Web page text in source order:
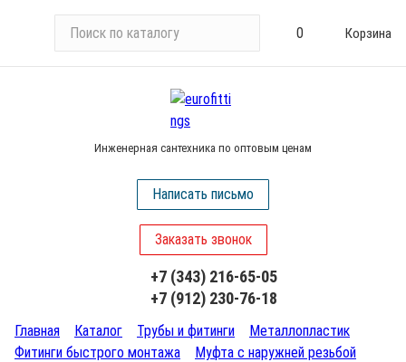
и
у
0 Корзина
Инженерная сантехника по оптовым ценам
Написать письмо
Заказать звонок
+7 (343) 216-65-05
+7 (912) 230-76-18
Главная Каталог Трубы и фитинги
Металлопластик
Фитинги быстрого монтажа
Муфта с наружней резьбой